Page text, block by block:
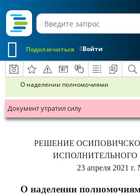
Войти
Подключиться
О наделении полномочиями
Документ утратил силу
РЕШЕНИЕ
ИСПОЛНИТЕЛЬНОГО
23 апреля 2021 г.
О наделении